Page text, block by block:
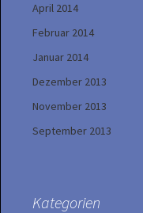
April 2014
Februar 2014
Januar 2014
Dezember 2013
November 2013
September 2013
Kategorien